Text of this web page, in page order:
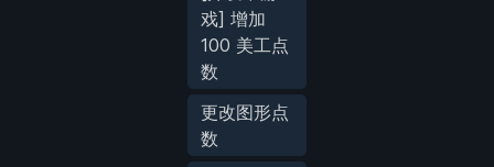
戏] 增加
100 美工点
数
更改图形点
数